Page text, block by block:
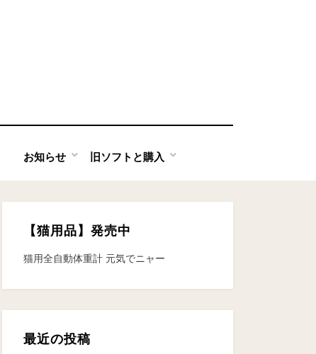
お知らせ 旧ソフトと購入
【猫用品】発売中
猫用全自動体重計 元気でニャー
最近の投稿